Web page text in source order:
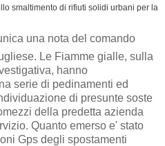
smaltimento di rifiuti solidi urbani per la
una nota del comando
Le Fiamme gialle, sulla
hanno
serie di pedinamenti ed
di presunte soste
della predetta azienda
Quanto emerso e' stato
Gps degli spostamenti